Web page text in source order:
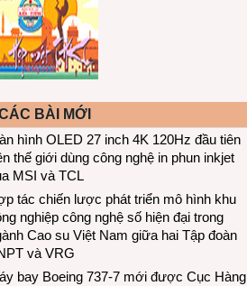
BÀI MỚI
hình OLED 27 inch 4K 120Hz đầu tiên
thế giới dùng công nghệ in phun inkjet
MSI và TCL
tác chiến lược phát triển mô hình khu
nghiệp công nghệ số hiện đại trong
Cao su Việt Nam giữa hai Tập đoàn
và VRG
bay Boeing 737-7 mới được Cục Hàng